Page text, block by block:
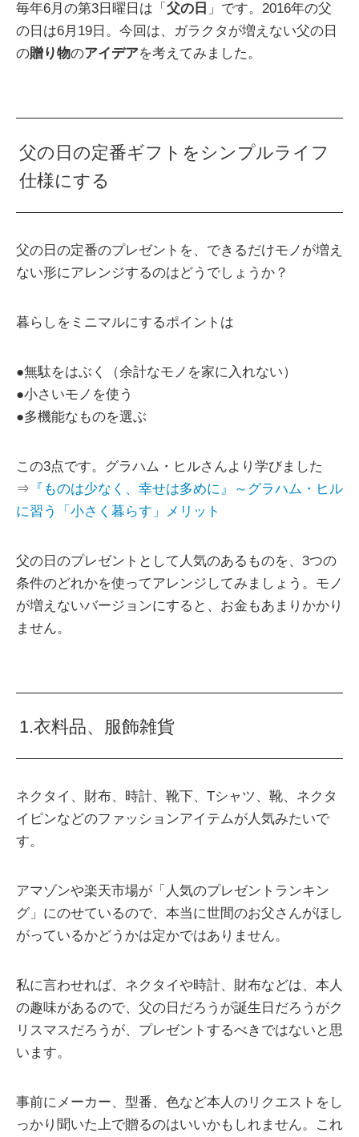
毎年6月の第3日曜日は「 父の日 」です。2016年の父
の日は6月19日。今回は、ガラクタが増えない父の日
の贈り物のアイデアを考えてみました。
父の日の定番ギフトをシンプルライフ
仕様にする
父の日の定番のプレゼントを、できるだけモノが増え
ない形にアレンジするのはどうでしょうか？
暮らしをミニマルにするポイントは
●無駄をはぶく（余計なモノを家に入れない）
●小さいモノを使う
●多機能なものを選ぶ
この3点です。グラハム・ヒルさんより学びました
⇒ 『ものは少なく、幸せは多めに』～グラハム・ヒル
に習う「小さく暮らす」メリット
父の日のプレゼントとして人気のあるものを、3つの
条件のどれかを使ってアレンジしてみましょう。モノ
が増えないバージョンにすると、お金もあまりかかり
ません。
1.衣料品、服飾雑貨
ネクタイ、財布、時計、靴下、Tシャツ、靴、ネクタ
イピンなどのファッションアイテムが人気みたいで
す。
アマゾンや楽天市場が「人気のプレゼントランキン
グ」にのせているので、本当に世間のお父さんがほし
がっているかどうかは定かではありません。
私に言わせれば、ネクタイや時計、財布などは、本人
の趣味があるので、父の日だろうが誕生日だろうがク
リスマスだろうが、プレゼントするべきではないと思
います。
事前にメーカー、型番、色など本人のリクエストをし
っかり聞いた上で贈るのはいいかもしれません。これ